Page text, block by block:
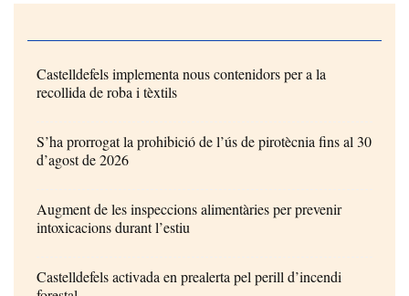
Castelldefels implementa nous contenidors per a la
recollida de roba i tèxtils
S’ha prorrogat la prohibició de l’ús de pirotècnia fins al 30
d’agost de 2026
Augment de les inspeccions alimentàries per prevenir
intoxicacions durant l’estiu
Castelldefels activada en prealerta pel perill d’incendi